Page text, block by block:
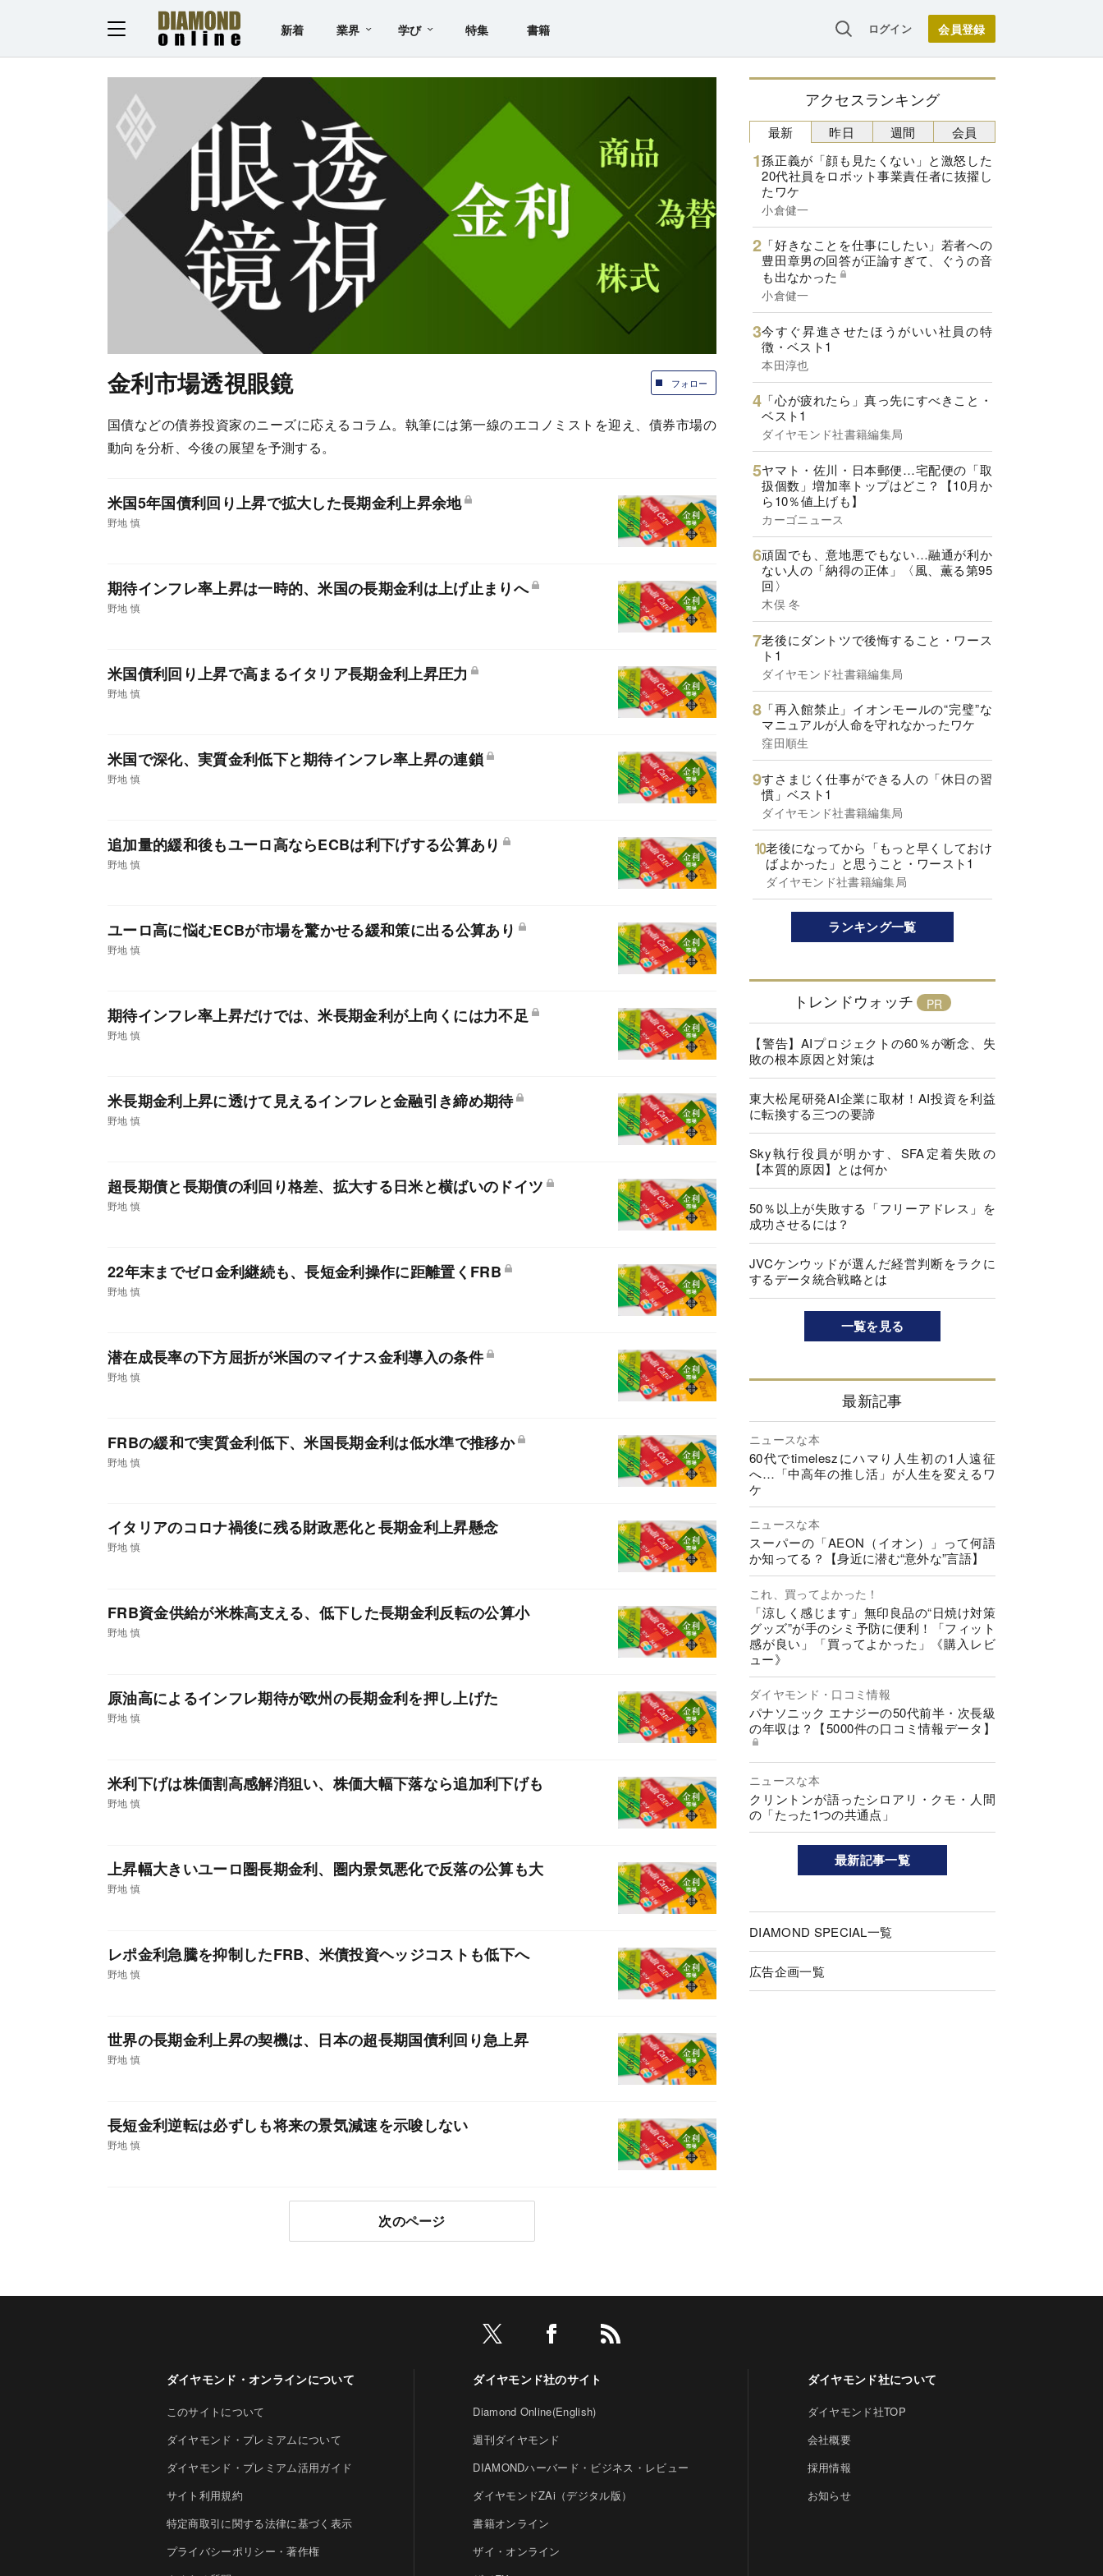
新着 業界 学び 特集 書籍 ログイン
フォロー
金利市場透視眼鏡
国債などの債券投資家のニーズに応えるコラム。執筆には第一線のエコノミストを迎え、債券市場の
動向を分析、今後の展望を予測する。
米国5年国債利回り上昇で拡大した長期金利上昇余地
野地 慎
期待インフレ率上昇は一時的、米国の長期金利は上げ止まりへ
野地 慎
米国債利回り上昇で高まるイタリア長期金利上昇圧力
野地 慎
米国で深化、実質金利低下と期待インフレ率上昇の連鎖
野地 慎
追加量的緩和後もユーロ高ならECBは利下げする公算あり
野地 慎
ユーロ高に悩むECBが市場を驚かせる緩和策に出る公算あり
野地 慎
期待インフレ率上昇だけでは、米長期金利が上向くには力不足
野地 慎
米長期金利上昇に透けて見えるインフレと金融引き締め期待
野地 慎
超長期債と長期債の利回り格差、拡大する日米と横ばいのドイツ
野地 慎
22年末までゼロ金利継続も、長短金利操作に距離置くFRB
野地 慎
潜在成長率の下方屈折が米国のマイナス金利導入の条件
野地 慎
FRBの緩和で実質金利低下、米国長期金利は低水準で推移か
野地 慎
イタリアのコロナ禍後に残る財政悪化と長期金利上昇懸念
野地 慎
FRB資金供給が米株高支える、低下した長期金利反転の公算小
野地 慎
原油高によるインフレ期待が欧州の長期金利を押し上げた
野地 慎
米利下げは株価割高感解消狙い、株価大幅下落なら追加利下げも
野地 慎
上昇幅大きいユーロ圏長期金利、圏内景気悪化で反落の公算も大
野地 慎
レポ金利急騰を抑制したFRB、米債投資ヘッジコストも低下へ
野地 慎
世界の長期金利上昇の契機は、日本の超長期国債利回り急上昇
野地 慎
長短金利逆転は必ずしも将来の景気減速を示唆しない
野地 慎
次のページ
アクセスランキング
最新
孫正義が「顔も見たくない」と激怒した
20代社員をロボット事業責任者に抜擢し
たワケ
小倉健一
「好きなことを仕事にしたい」若者への
豊田章男の回答が正論すぎて、ぐうの音
も出なかった
小倉健一
今すぐ昇進させたほうがいい社員の特
徴・ベスト1
本田淳也
「心が疲れたら」真っ先にすべきこと・
ベスト1
ダイヤモンド社書籍編集局
ヤマト・佐川・日本郵便…宅配便の「取
扱個数」増加率トップはどこ？【10月か
ら10％値上げも】
カーゴニュース
頑固でも、意地悪でもない…融通が利か
ない人の「納得の正体」〈風、薫る第95
回〉
木俣 冬
老後にダントツで後悔すること・ワース
ト1
ダイヤモンド社書籍編集局
「再入館禁止」イオンモールの“完璧”な
マニュアルが人命を守れなかったワケ
窪田順生
すさまじく仕事ができる人の「休日の習
慣」ベスト1
ダイヤモンド社書籍編集局
老後になってから「もっと早くしておけ
ばよかった」と思うこと・ワースト1
ダイヤモンド社書籍編集局
昨日 週間 会員
ランキング一覧
トレンドウォッチ
【警告】AIプロジェクトの60％が断念、失
敗の根本原因と対策は
東大松尾研発AI企業に取材！AI投資を利益
に転換する三つの要諦
Sky執行役員が明かす、SFA定着失敗の
【本質的原因】とは何か
50％以上が失敗する「フリーアドレス」を
成功させるには？
JVCケンウッドが選んだ経営判断をラクに
するデータ統合戦略とは
一覧を見る
最新記事
ニュースな本
60代でtimeleszにハマり人生初の1人遠征
へ…「中高年の推し活」が人生を変えるワ
ケ
ニュースな本
スーパーの「AEON（イオン）」って何語
か知ってる？【身近に潜む“意外な”言語】
これ、買ってよかった！
「涼しく感じます」無印良品の“日焼け対策
グッズ”が手のシミ予防に便利！「フィット
感が良い」「買ってよかった」《購入レビ
ュー》
ダイヤモンド・口コミ情報
パナソニック エナジーの50代前半・次長級
の年収は？【5000件の口コミ情報データ】
ニュースな本
クリントンが語ったシロアリ・クモ・人間
の「たった1つの共通点」
最新記事一覧
DIAMOND SPECIAL一覧
広告企画一覧
ダイヤモンド・オンラインについて
このサイトについて
ダイヤモンド・プレミアムについて
ダイヤモンド・プレミアム活用ガイド
サイト利用規約
特定商取引に関する法律に基づく表示
プライバシーポリシー・著作権
ダイヤモンド社のサイト
Diamond Online(English)
週刊ダイヤモンド
DIAMONDハーバード・ビジネス・レビュー
ダイヤモンドZAi（デジタル版）
書籍オンライン
ザイ・オンライン
ダイヤモンド社について
ダイヤモンド社TOP
会社概要
採用情報
お知らせ